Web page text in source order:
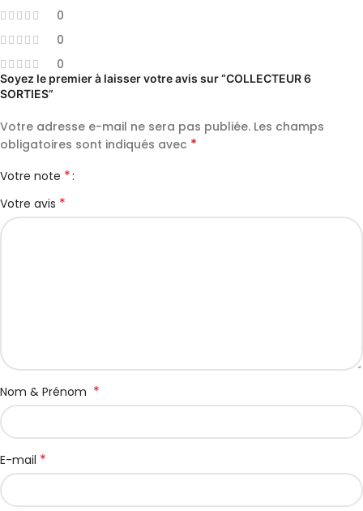
0
0
0
Soyez le premier à laisser votre avis sur “COLLECTEUR 6
SORTIES”
Votre adresse e-mail ne sera pas publiée. Les champs
obligatoires sont indiqués avec *
Votre note *
Votre avis *
Nom & Prénom *
E-mail *